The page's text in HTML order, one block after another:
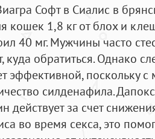
Софт в Сиалис в
кошек 1,8 кг от блох и
40 мг. Мужчины часто
обратиться. Однако
эффективной, поскольку
силденафила.
действует за счет
во время секса, это